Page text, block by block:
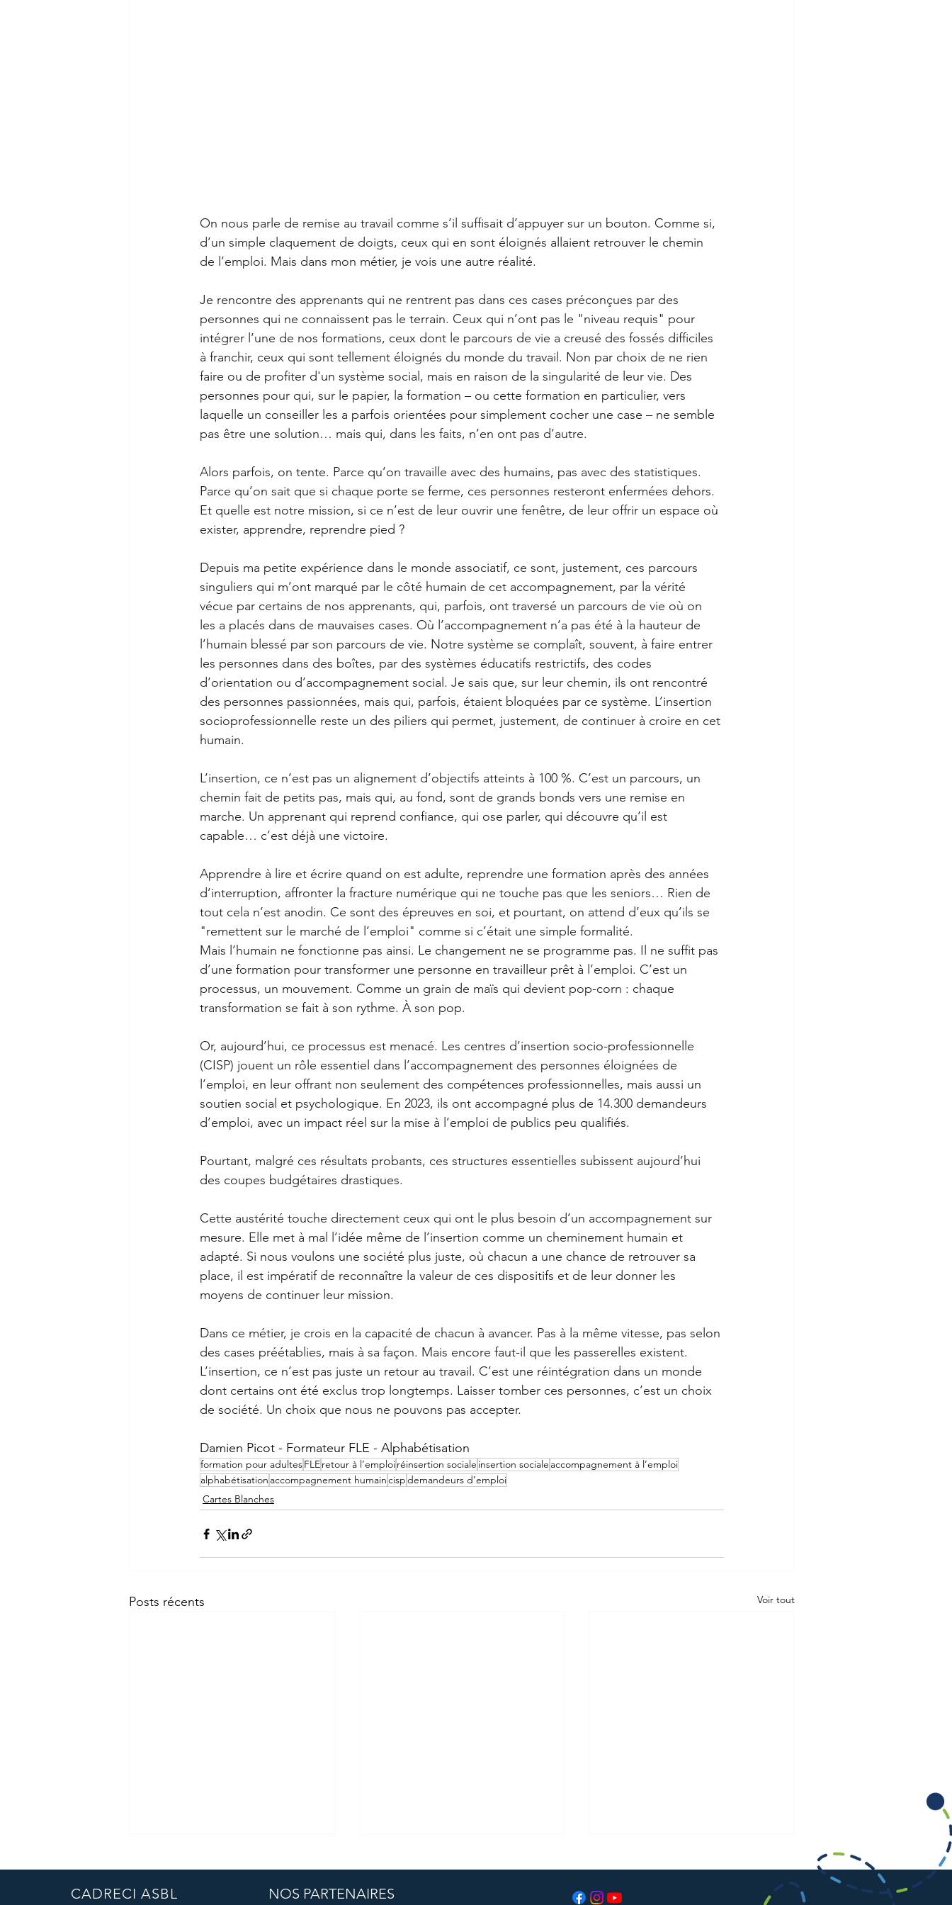
On nous parle de remise au travail comme s’il suffisait d’appuyer sur un bouton. Comme si,
d’un simple claquement de doigts, ceux qui en sont éloignés allaient retrouver le chemin
de l’emploi. Mais dans mon métier, je vois une autre réalité.
Je rencontre des apprenants qui ne rentrent pas dans ces cases préconçues par des
personnes qui ne connaissent pas le terrain. Ceux qui n’ont pas le "niveau requis" pour
intégrer l’une de nos formations, ceux dont le parcours de vie a creusé des fossés difficiles
à franchir, ceux qui sont tellement éloignés du monde du travail. Non par choix de ne rien
faire ou de profiter d'un système social, mais en raison de la singularité de leur vie. Des
personnes pour qui, sur le papier, la formation – ou cette formation en particulier, vers
laquelle un conseiller les a parfois orientées pour simplement cocher une case – ne semble
pas être une solution… mais qui, dans les faits, n’en ont pas d’autre.
Alors parfois, on tente. Parce qu’on travaille avec des humains, pas avec des statistiques.
Parce qu’on sait que si chaque porte se ferme, ces personnes resteront enfermées dehors.
Et quelle est notre mission, si ce n’est de leur ouvrir une fenêtre, de leur offrir un espace où
exister, apprendre, reprendre pied ?
Depuis ma petite expérience dans le monde associatif, ce sont, justement, ces parcours
singuliers qui m’ont marqué par le côté humain de cet accompagnement, par la vérité
vécue par certains de nos apprenants, qui, parfois, ont traversé un parcours de vie où on
les a placés dans de mauvaises cases. Où l’accompagnement n’a pas été à la hauteur de
l’humain blessé par son parcours de vie. Notre système se complaît, souvent, à faire entrer
les personnes dans des boîtes, par des systèmes éducatifs restrictifs, des codes
d’orientation ou d’accompagnement social. Je sais que, sur leur chemin, ils ont rencontré
des personnes passionnées, mais qui, parfois, étaient bloquées par ce système. L’insertion
socioprofessionnelle reste un des piliers qui permet, justement, de continuer à croire en cet
humain.
L’insertion, ce n’est pas un alignement d’objectifs atteints à 100 %. C’est un parcours, un
chemin fait de petits pas, mais qui, au fond, sont de grands bonds vers une remise en
marche. Un apprenant qui reprend confiance, qui ose parler, qui découvre qu’il est
capable… c’est déjà une victoire.
Apprendre à lire et écrire quand on est adulte, reprendre une formation après des années
d’interruption, affronter la fracture numérique qui ne touche pas que les seniors… Rien de
tout cela n’est anodin. Ce sont des épreuves en soi, et pourtant, on attend d’eux qu’ils se
"remettent sur le marché de l’emploi" comme si c’était une simple formalité.
Mais l’humain ne fonctionne pas ainsi. Le changement ne se programme pas. Il ne suffit pas
d’une formation pour transformer une personne en travailleur prêt à l’emploi. C’est un
processus, un mouvement. Comme un grain de maïs qui devient pop-corn : chaque
transformation se fait à son rythme. À son pop.
Or, aujourd’hui, ce processus est menacé. Les centres d’insertion socio-professionnelle
(CISP) jouent un rôle essentiel dans l’accompagnement des personnes éloignées de
l’emploi, en leur offrant non seulement des compétences professionnelles, mais aussi un
soutien social et psychologique. En 2023, ils ont accompagné plus de 14.300 demandeurs
d’emploi, avec un impact réel sur la mise à l’emploi de publics peu qualifiés.
Pourtant, malgré ces résultats probants, ces structures essentielles subissent aujourd’hui
des coupes budgétaires drastiques.
Cette austérité touche directement ceux qui ont le plus besoin d’un accompagnement sur
mesure. Elle met à mal l’idée même de l’insertion comme un cheminement humain et
adapté. Si nous voulons une société plus juste, où chacun a une chance de retrouver sa
place, il est impératif de reconnaître la valeur de ces dispositifs et de leur donner les
moyens de continuer leur mission.
Dans ce métier, je crois en la capacité de chacun à avancer. Pas à la même vitesse, pas selon
des cases préétablies, mais à sa façon. Mais encore faut-il que les passerelles existent.
L’insertion, ce n’est pas juste un retour au travail. C’est une réintégration dans un monde
dont certains ont été exclus trop longtemps. Laisser tomber ces personnes, c’est un choix
de société. Un choix que nous ne pouvons pas accepter.
Damien Picot - Formateur FLE - Alphabétisation
formation pour adultesFLEretour à l’emploiréinsertion sociale insertion sociale accompagnement à l’emploi
alphabétisation accompagnement humaincispdemandeurs d’emploi
Cartes Blanches
Posts récents Voir tout
CADRECI ASBL NOS PARTENAIRES